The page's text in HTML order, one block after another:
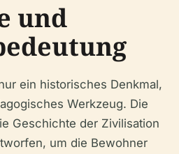
und
ein historisches Denkmal,
Werkzeug. Die
Geschichte der Zivilisation
um die Bewohner